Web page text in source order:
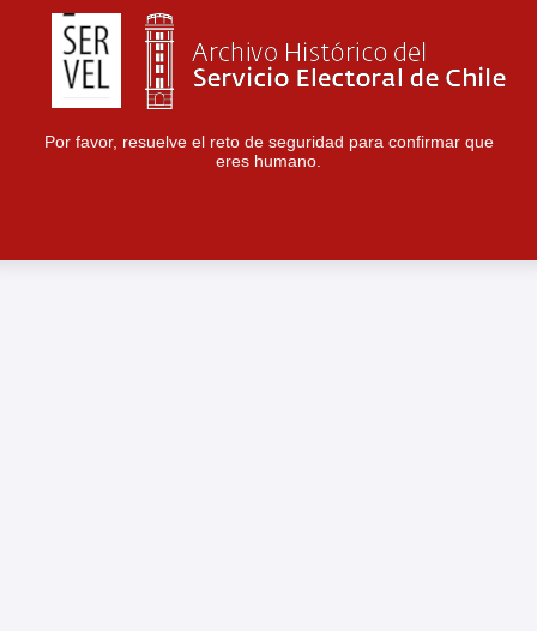
Por favor, resuelve el reto de seguridad para confirmar que
eres humano.